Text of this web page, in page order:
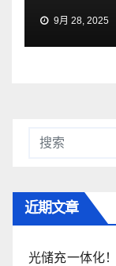
9月 28, 2025
近期文章
光储充一体化